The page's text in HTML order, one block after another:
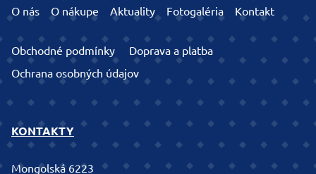
O nás O nákupe Aktuality Fotogaléria Kontakt
Obchodné podmínky
Doprava a platba
Ochrana osobných údajov
KONTAKTY
Mongolská 6223